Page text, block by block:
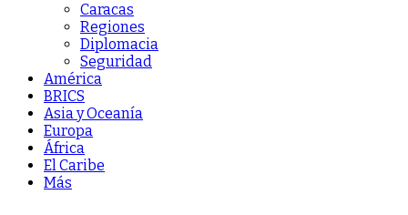
Caracas
Regiones
Diplomacia
Seguridad
América
BRICS
Asia y Oceanía
Europa
África
El Caribe
Más